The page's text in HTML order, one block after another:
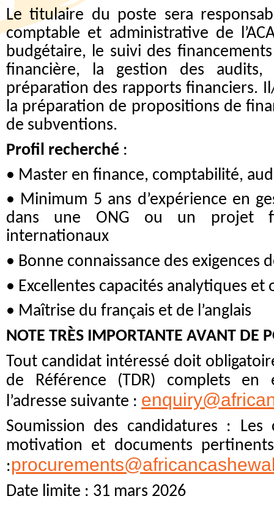
Le titulaire du poste sera
comptable et administrative de
budgétaire, le suivi des
financière, la gestion des
préparation des rapports financiers.
la préparation de propositions de
de subventions.
Profil recherché :
• Master en finance, comptabilité,
• Minimum 5 ans d’expérience en
dans une ONG ou un projet
internationaux
• Bonne connaissance des exigences
• Excellentes capacités analytiques et
• Maîtrise du français et de l’anglais
NOTE TRÈS IMPORTANTE AVANT DE
Tout candidat intéressé doit
de Référence (TDR) complets
l’adresse suivante :
Soumission des candidatures :
motivation et documents
:
Date limite : 31 mars 2026